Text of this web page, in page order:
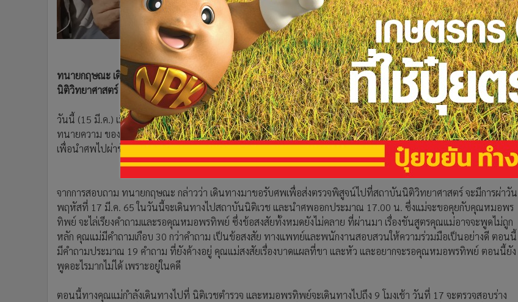
Celeb Online
ทนายกฤษณะ เดินทางมา สภ.เมืองนนทบุรี พบพนักงานสอบสวน ขอเอกสารเคลื่อนย้ายศพแตงโม ไปสถาบัน
นิติวิทยาศาสตร์ รับแม่แตงโมยังคาใจหลายประเด็น รอปรึกษาหมอพรทิพย์
วันนี้ (15 มี.ค.) เมื่อเวลา 14.30 น. ที่ สภ.เมืองนนทบุรี อำเภอเมือง จังหวัดนนทบุรี นายกฤษณะ ศรีบุญพิมพ์สวย
ทนายความ ของ นางภนิดา ศิริยุทธโยธิน แม่ของแตงโม เดินทางมารับเอกสาร เพื่อจะเคลื่อนย้ายศพแตงโม ในช่วงเย็นวันนี้
เพื่อนำศพไปผ่าชันสูตรรอบ 2 ที่สถาบันนิติวิทยาศาสตร์
จากการสอบถาม ทนายกฤษณะ กล่าวว่า เดินทางมาขอรับศพเพื่อส่งตรวจพิสูจน์ไปที่สถาบันนิติวิทยาศาสตร์ จะมีการผ่าวัน
พฤหัสที่ 17 มี.ค. 65 ในวันนี้จะเดินทางไปสถาบันนิติเวช และนำศพออกประมาณ 17.00 น. ซึ่งแม่จะขอคุยกับคุณหมอพร
ทิพย์ จะไล่เรียงคำถามและรอคุณหมอพรทิพย์ ซึ่งข้อสงสัยทั้งหมดยังไม่คลาย ที่ผ่านมา เรื่องชันสูตรคุณแม่อาจจะพูดไม่ถูก
หลัก คุณแม่มีคำถามเกือบ 30 กว่าคำถาม เป็นข้อสงสัย ทางแพทย์และพนักงานสอบสวนให้ความร่วมมือเป็นอย่างดี ตอนนี้
มีคำถามประมาณ 19 คำถาม ที่ยังค้างอยู่ คุณแม่สงสัยเรื่องบาดแผลที่ขา และหัว และอยากจะรอคุณหมอพรทิพย์ ตอนนี้ยัง
พูดอะไรมากไม่ได้ เพราะอยู่ในคดี
ตอนนี้ทางคุณแม่กำลังเดินทางไปที่ นิติเวชตำรวจ และหมอพรทิพย์จะเดินทางไปถึง 9 โมงเช้า วันที่ 17 จะตรวจสอบร่าง